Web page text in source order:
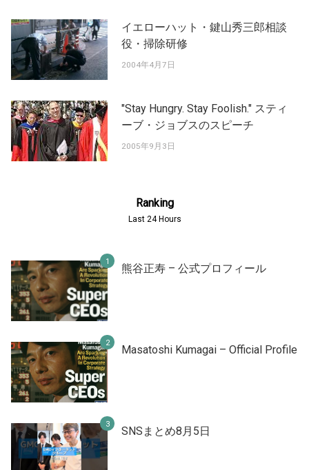
イエローハット・鍵山秀三郎相談
役・掃除研修
2004年4月7日
"Stay Hungry. Stay Foolish." スティ
ーブ・ジョブスのスピーチ
2005年9月3日
Ranking
Last 24 Hours
熊谷正寿 – 公式プロフィール
Masatoshi Kumagai – Official Profile
SNSまとめ8月5日